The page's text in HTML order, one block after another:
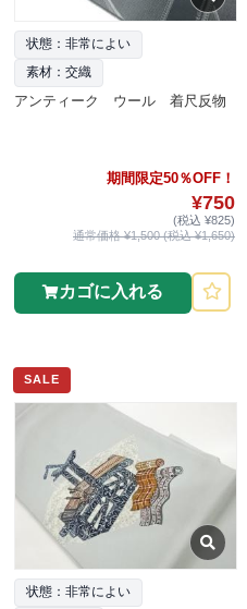
状態：非常によい
素材：交織
アンティーク ウール 着尺反物
期間限定50％OFF！
¥750
(税込 ¥825)
通常価格 ¥1,500 (税込 ¥1,650)
カゴに入れる
SALE
状態：非常によい